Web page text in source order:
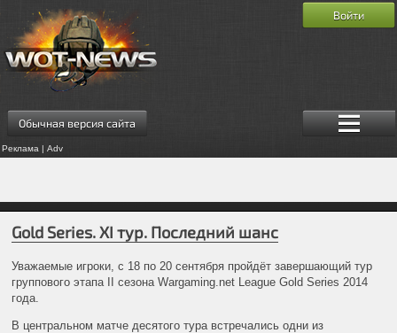
Обычная версия сайта
Реклама | Adv
Войти
Gold Series. XI тур. Последний шанс
Уважаемые игроки, с 18 по 20 сентября пройдёт завершающий тур
группового этапа II сезона Wargaming.net League Gold Series 2014
года.
В центральном матче десятого тура встречались одни из